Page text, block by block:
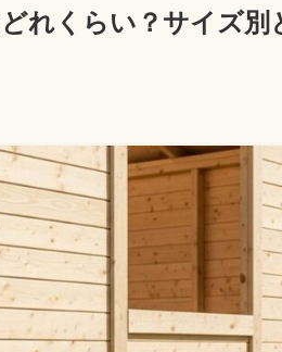
れくらい？サイズ別